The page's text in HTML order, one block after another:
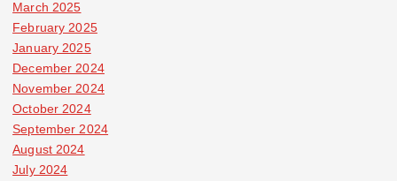
March 2025
February 2025
January 2025
December 2024
November 2024
October 2024
September 2024
August 2024
July 2024